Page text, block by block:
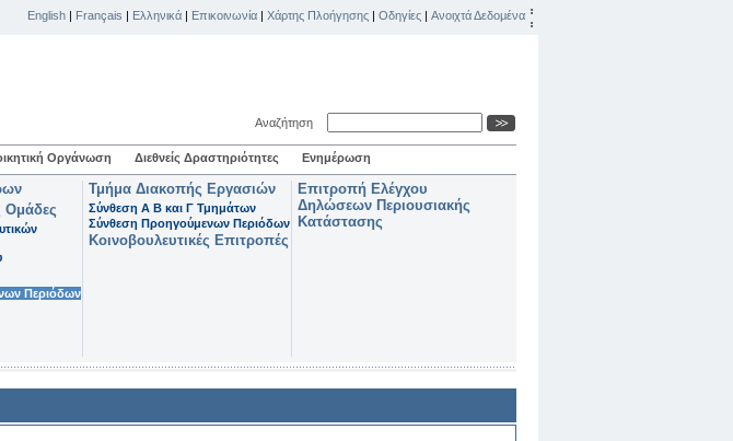
English | Français | Ελληνικά | Επικοινωνία | Χάρτης Πλοήγησης | Οδηγίες | Ανοιχτά Δεδομένα
Αναζήτηση
Οργάνωση Διεθνείς Δραστηριότητες Ενημέρωση
Ομάδες
Περιόδων
Τμήμα Διακοπής Εργασιών
Σύνθεση Α Β και Γ Τμημάτων
Σύνθεση Προηγούμενων Περιόδων
Κοινοβουλευτικές Επιτροπές
Επιτροπή Ελέγχου
Δηλώσεων Περιουσιακής
Κατάστασης